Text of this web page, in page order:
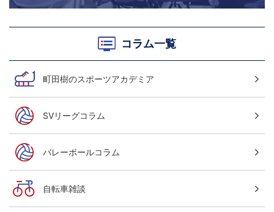
コラム一覧
町田樹のスポーツアカデミア
SVリーグコラム
バレーボールコラム
自転車雑談